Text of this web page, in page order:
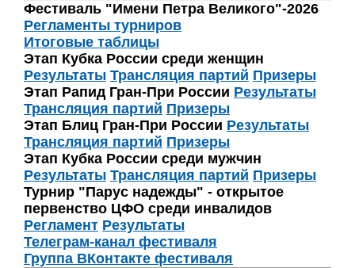
Фестиваль "Имени Петра Великого"-2026
Регламенты турниров
Итоговые таблицы
Этап Кубка России среди женщин
Результаты Трансляция партий Призеры
Этап Рапид Гран-При России Результаты
Трансляция партий Призеры
Этап Блиц Гран-При России Результаты
Трансляция партий Призеры
Этап Кубка России среди мужчин
Результаты Трансляция партий Призеры
Турнир "Парус надежды" - открытое
первенство ЦФО среди инвалидов
Регламент Результаты
Телеграм-канал фестиваля
Группа ВКонтакте фестиваля